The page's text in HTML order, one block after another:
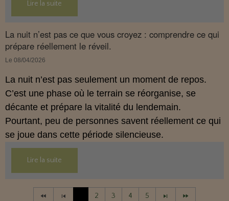
Cet article propose une mise au point claire, moderne
et conforme à la réglementation française de 2026.
Lire la suite
La nuit n’est pas ce que vous croyez : comprendre ce qui
prépare réellement le réveil.
Le 08/04/2026
La nuit n’est pas seulement un moment de repos.
C’est une phase où le terrain se réorganise, se
décante et prépare la vitalité du lendemain.
Pourtant, peu de personnes savent réellement ce qui
se joue dans cette période silencieuse.
Lire la suite
2 3 4 5